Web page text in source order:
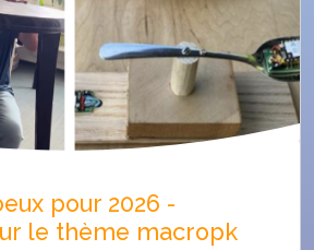
pour 2026 -
le thème macropk